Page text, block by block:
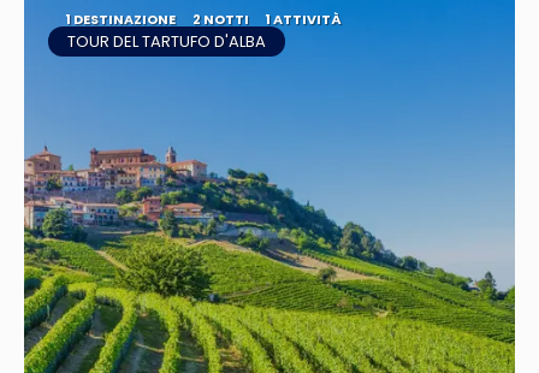
1 DESTINAZIONE 2 NOTTI 1 ATTIVITÀ
TOUR DEL TARTUFO D'ALBA